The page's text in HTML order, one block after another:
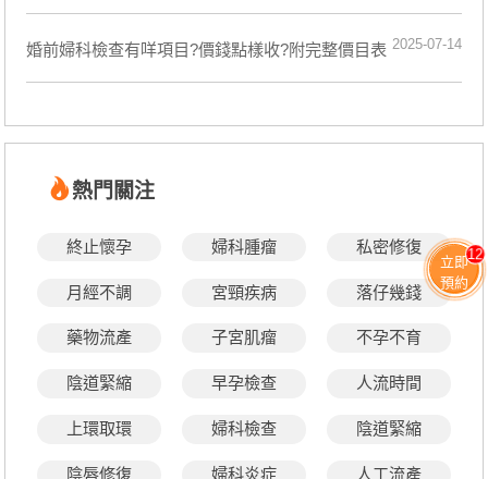
婚前婦科檢查有咩項目?價錢點樣收?附完整價目表 2025-07-14
熱門關注
終止懷孕 婦科腫瘤 私密修復
月經不調 宮頸疾病 落仔幾錢
藥物流產 子宮肌瘤 不孕不育
陰道緊縮 早孕檢查 人流時間
上環取環 婦科檢查 陰道緊縮
陰唇修復 婦科炎症 人工流產
立即
預約
12